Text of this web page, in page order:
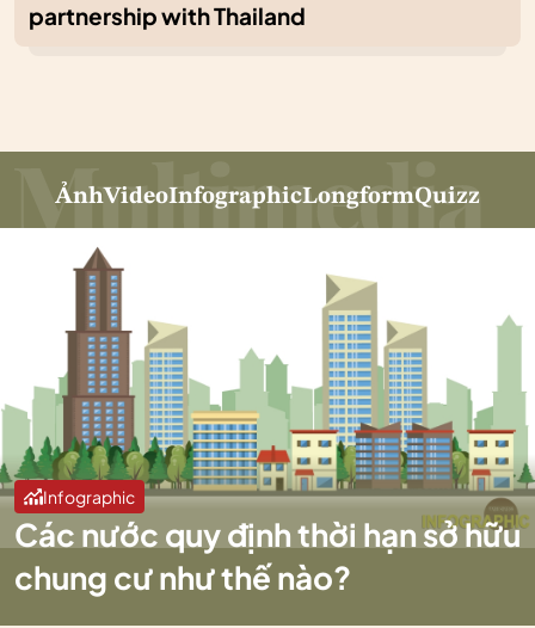
partnership with Thailand
ẢnhVideoInfographicLongformQuizz
Infographic
Các nước quy định thời hạn sở hữu
chung cư như thế nào?